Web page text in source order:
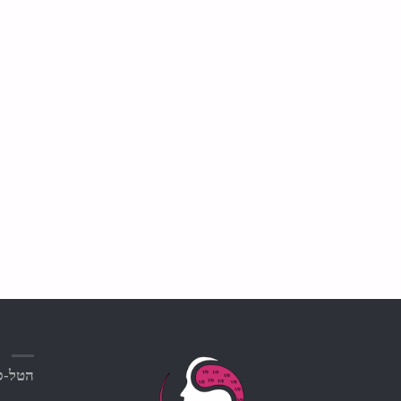
הטל-